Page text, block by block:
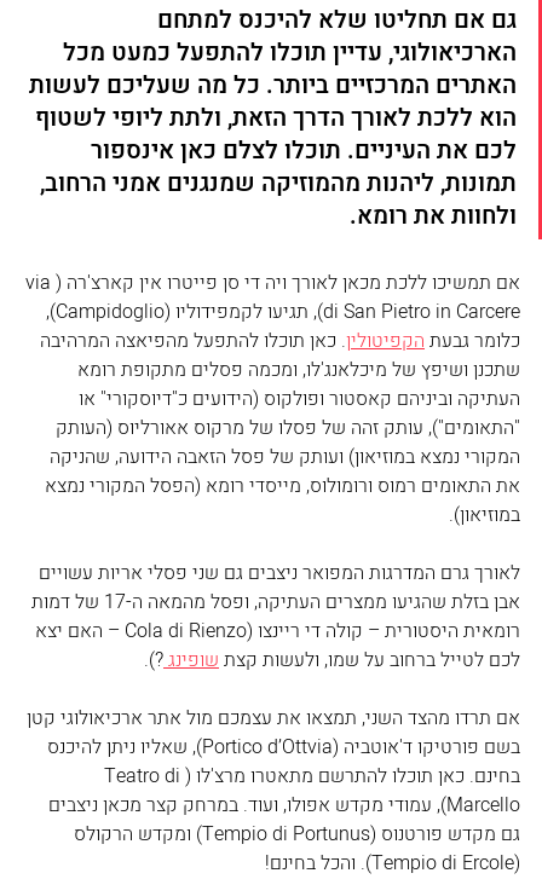
גם אם תחליטו שלא להיכנס למתחם
הארכיאולוגי, עדיין תוכלו להתפעל כמעט מכל
האתרים המרכזיים ביותר. כל מה שעליכם לעשות
הוא ללכת לאורך הדרך הזאת, ולתת ליופי לשטוף
לכם את העיניים. תוכלו לצלם כאן אינספור
תמונות, ליהנות מהמוזיקה שמנגנים אמני הרחוב,
ולחוות את רומא.
אם תמשיכו ללכת מכאן לאורך ויה די סן פייטרו אין קארצ'רה (via
di San Pietro in Carcere), תגיעו לקמפידוליו (Campidoglio),
כלומר גבעת הקפיטולין. כאן תוכלו להתפעל מהפיאצה המרהיבה
שתכנן ושיפץ של מיכלאנג'לו, ומכמה פסלים מתקופת רומא
העתיקה וביניהם קאסטור ופולקוס (הידועים כ"דיוסקורי" או
"התאומים"), עותק זהה של פסלו של מרקוס אאורליוס (העותק
המקורי נמצא במוזיאון) ועותק של פסל הזאבה הידועה, שהניקה
את התאומים רמוס ורומולוס, מייסדי רומא (הפסל המקורי נמצא
במוזיאון).
לאורך גרם המדרגות המפואר ניצבים גם שני פסלי אריות עשויים
אבן בזלת שהגיעו ממצרים העתיקה, ופסל מהמאה ה-17 של דמות
רומאית היסטורית – קולה די ריינצו (Cola di Rienzo – האם יצא
לכם לטייל ברחוב על שמו, ולעשות קצת שופינג ?).
אם תרדו מהצד השני, תמצאו את עצמכם מול אתר ארכיאולוגי קטן
בשם פורטיקו ד'אוטביה (Portico d’Ottvia), שאליו ניתן להיכנס
בחינם. כאן תוכלו להתרשם מתאטרו מרצ'לו (Teatro di
Marcello), עמודי מקדש אפולו, ועוד. במרחק קצר מכאן ניצבים
גם מקדש פורטנוס (Tempio di Portunus) ומקדש הרקולס
(Tempio di Ercole). והכל בחינם!